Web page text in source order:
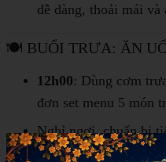
dễ dàng, thoải mái và
🍽️ BUỔI TRƯA: ĂN
12h00: Dùng cơm
đơn set menu 5 món
Nghỉ ngơi, chuẩn bị